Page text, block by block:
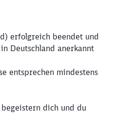
erfolgreich beendet und
Deutschland anerkannt
entsprechen mindestens
begeistern dich und du